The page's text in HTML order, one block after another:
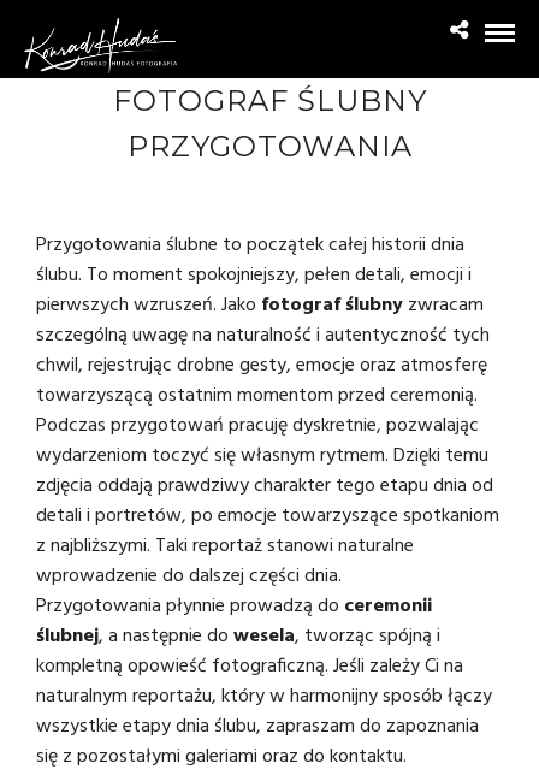
FOTOGRAF ŚLUBNY
PRZYGOTOWANIA
Przygotowania ślubne to początek całej historii dnia
ślubu. To moment spokojniejszy, pełen detali, emocji i
pierwszych wzruszeń. Jako fotograf ślubnyzwracam
szczególną uwagę na naturalność i autentyczność tych
chwil, rejestrując drobne gesty, emocje oraz atmosferę
towarzyszącą ostatnim momentom przed ceremonią.
Podczas przygotowań pracuję dyskretnie, pozwalając
wydarzeniom toczyć się własnym rytmem. Dzięki temu
zdjęcia oddają prawdziwy charakter tego etapu dnia od
detali i portretów, po emocje towarzyszące spotkaniom
z najbliższymi. Taki reportaż stanowi naturalne
wprowadzenie do dalszej części dnia.
Przygotowania płynnie prowadzą do ceremonii
ślubnej, a następnie dowesela, tworząc spójną i
kompletną opowieść fotograficzną. Jeśli zależy Ci na
naturalnym reportażu, który w harmonijny sposób łączy
wszystkie etapy dnia ślubu, zapraszam do zapoznania
się z pozostałymi galeriami oraz do kontaktu.